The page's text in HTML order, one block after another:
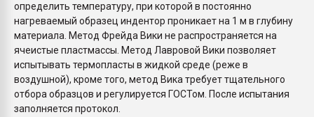
определить температуру, при которой в постоянно
нагреваемый образец индентор проникает на 1 м в глубину
материала. Метод Фрейда Вики не распространяется на
ячеистые пластмассы. Метод Лавровой Вики позволяет
испытывать термопласты в жидкой среде (реже в
воздушной), кроме того, метод Вика требует тщательного
отбора образцов и регулируется ГОСТом. После испытания
заполняется протокол.